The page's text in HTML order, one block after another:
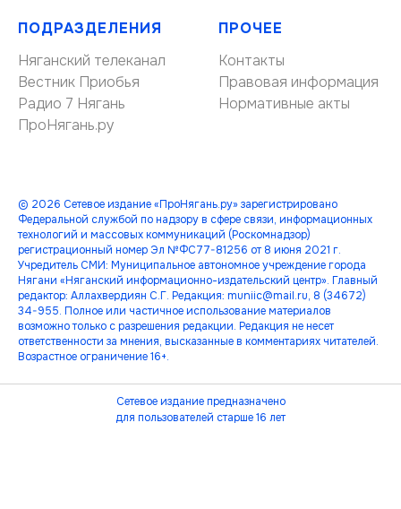
ПОДРАЗДЕЛЕНИЯ
Няганский телеканал
Вестник Приобья
Радио 7 Нягань
ПроНягань.ру
ПРОЧЕЕ
Контакты
Правовая информация
Нормативные акты
© 2026 Сетевое издание «ПроНягань.ру» зарегистрировано
Федеральной службой по надзору в сфере связи, информационных
технологий и массовых коммуникаций (Роскомнадзор)
регистрационный номер Эл №ФС77-81256 от 8 июня 2021 г.
Учредитель СМИ: Муниципальное автономное учреждение города
Нягани «Няганский информационно-издательский центр». Главный
редактор: Аллахвердиян С.Г. Редакция: muniic@mail.ru, 8 (34672)
34-955. Полное или частичное использование материалов
возможно только с разрешения редакции. Редакция не несет
ответственности за мнения, высказанные в комментариях читателей.
Возрастное ограничение 16+.
Сетевое издание предназначено
для пользователей старше 16 лет